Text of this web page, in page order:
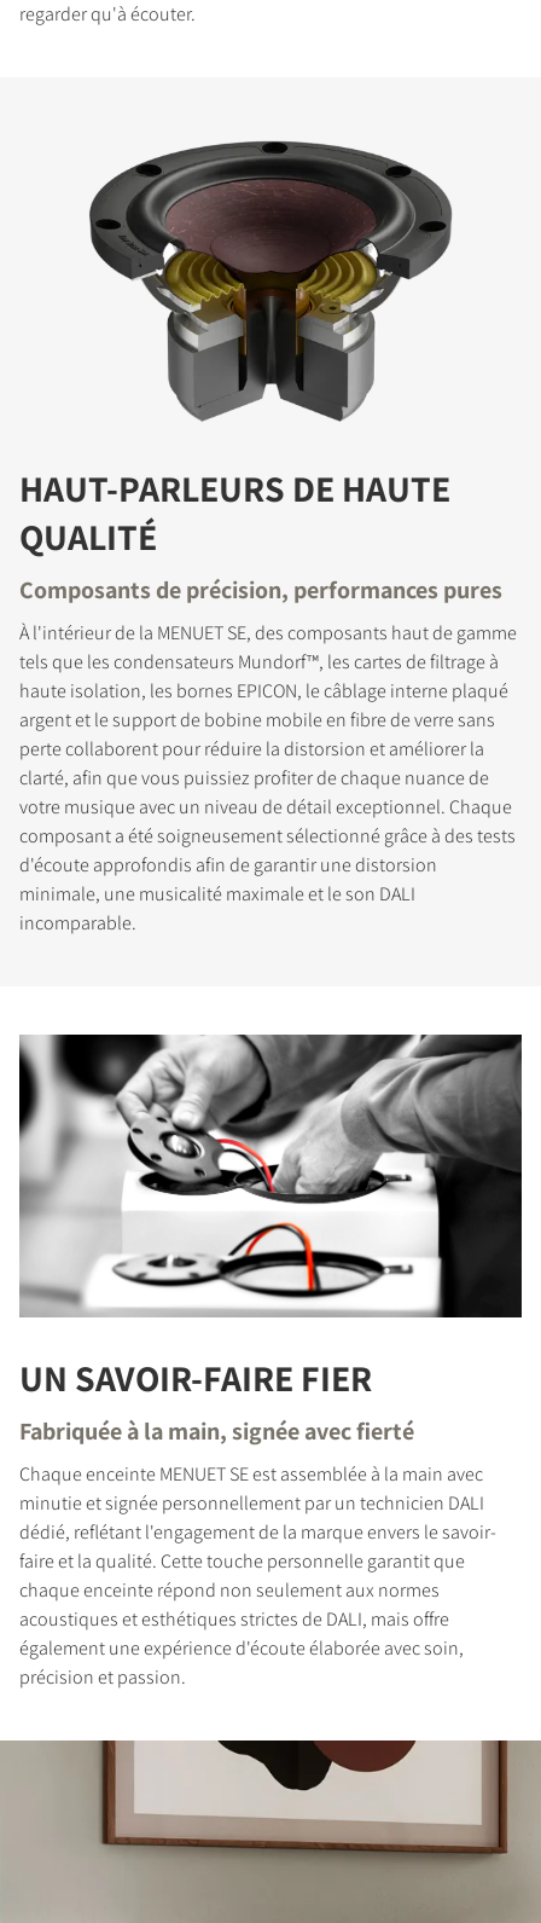
COMPARER LES PRODUITS
regarder qu'à écouter.
HAUT-PARLEURS DE HAUTE
QUALITÉ
Composants de précision, performances pures
À l'intérieur de la MENUET SE, des composants haut de gamme
tels que les condensateurs Mundorf™, les cartes de filtrage à
haute isolation, les bornes EPICON, le câblage interne plaqué
argent et le support de bobine mobile en fibre de verre sans
perte collaborent pour réduire la distorsion et améliorer la
clarté, afin que vous puissiez profiter de chaque nuance de
votre musique avec un niveau de détail exceptionnel. Chaque
composant a été soigneusement sélectionné grâce à des tests
d'écoute approfondis afin de garantir une distorsion
minimale, une musicalité maximale et le son DALI
incomparable.
UN SAVOIR-FAIRE FIER
Fabriquée à la main, signée avec fierté
Chaque enceinte MENUET SE est assemblée à la main avec
minutie et signée personnellement par un technicien DALI
dédié, reflétant l'engagement de la marque envers le savoir-
faire et la qualité. Cette touche personnelle garantit que
chaque enceinte répond non seulement aux normes
acoustiques et esthétiques strictes de DALI, mais offre
également une expérience d'écoute élaborée avec soin,
précision et passion.